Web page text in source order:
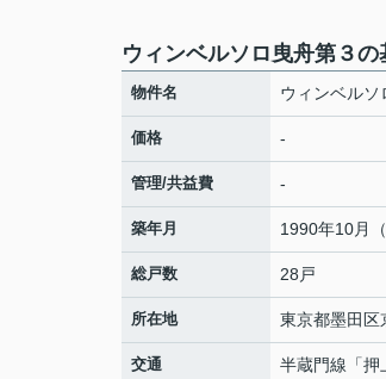
ウィンベルソロ曳舟第３の
物件名 ウィンベルソ
価格 -
管理/共益費 -
築年月 1990年10月（
総戸数 28戸
所在地 東京都墨田区
交通 半蔵門線 「押